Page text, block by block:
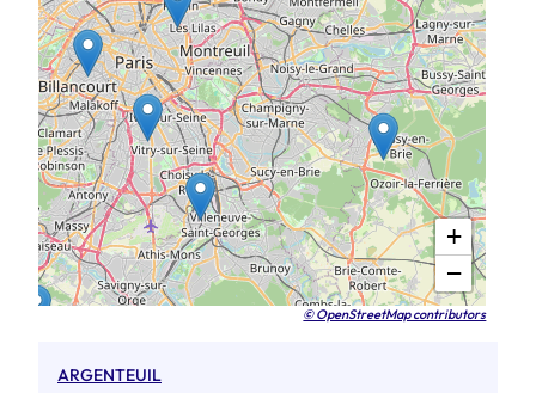
+
−
© OpenStreetMap contributors
ARGENTEUIL